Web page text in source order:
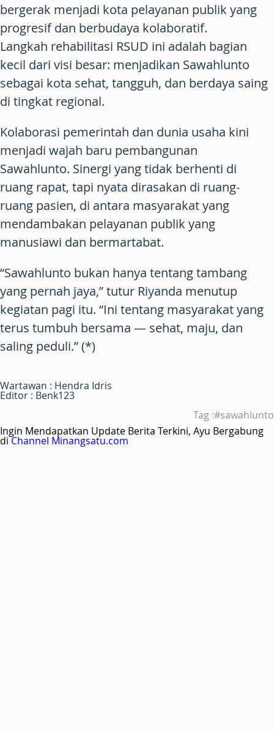
bergerak menjadi kota pelayanan publik yang
progresif dan berbudaya kolaboratif.
Langkah rehabilitasi RSUD ini adalah bagian
kecil dari visi besar: menjadikan Sawahlunto
sebagai kota sehat, tangguh, dan berdaya saing
di tingkat regional.
Kolaborasi pemerintah dan dunia usaha kini
menjadi wajah baru pembangunan
Sawahlunto. Sinergi yang tidak berhenti di
ruang rapat, tapi nyata dirasakan di ruang-
ruang pasien, di antara masyarakat yang
mendambakan pelayanan publik yang
manusiawi dan bermartabat.
“Sawahlunto bukan hanya tentang tambang
yang pernah jaya,” tutur Riyanda menutup
kegiatan pagi itu. “Ini tentang masyarakat yang
terus tumbuh bersama — sehat, maju, dan
saling peduli.” (*)
Wartawan : Hendra Idris
Editor : Benk123
Tag :#sawahlunto
Ingin Mendapatkan Update Berita Terkini, Ayu Bergabung
diChannel Minangsatu.com